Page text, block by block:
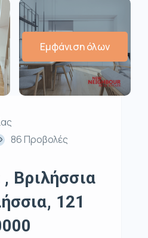
Εμφάνιση όλων
86 Προβολές
Βριλήσσια
121